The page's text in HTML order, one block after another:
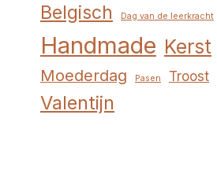
Belgisch Dag van de leerkracht
Handmade Kerst
Moederdag Pasen Troost
Valentijn